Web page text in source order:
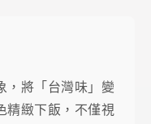
，將「台灣味」變
精緻下飯，不僅視